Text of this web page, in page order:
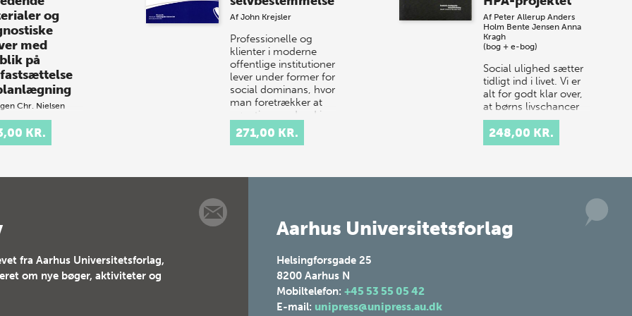
og
med
på
Chr. Nielsen
for en god
er, at
KR.
Af John Krejsler
Professionelle og
klienter i moderne
offentlige institutioner
lever under former for
social dominans, hvor
man foretrækker at
gøre ting med ord i
sted…
271,00 KR.
Af Peter Allerup Anders
Holm Bente Jensen Anna
Kragh
(bog + e-bog)
Social ulighed sætter
tidligt ind i livet. Vi er
alt for godt klar over,
at børns livschancer
og muligheder ikke er
ens, men afhænger af
forældrebaggr…
248,00 KR.
fra Aarhus Universitetsforlag,
om nye bøger, aktiviteter og
Aarhus Universitetsforlag
Helsingforsgade 25
8200 Aarhus N
Mobiltelefon: +45 53 55 05 42
E-mail: unipress@unipress.au.dk